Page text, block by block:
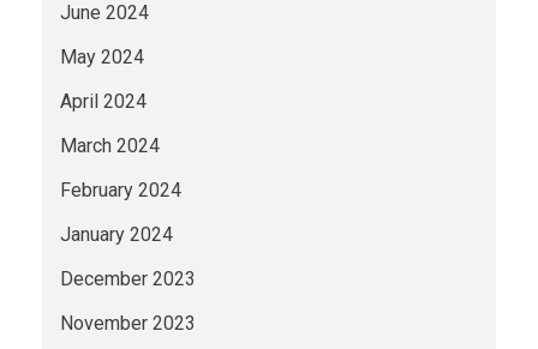
June 2024
May 2024
April 2024
March 2024
February 2024
January 2024
December 2023
November 2023